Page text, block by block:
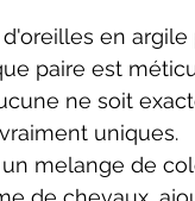
en
paire est
ne soit
uniques.
melange de